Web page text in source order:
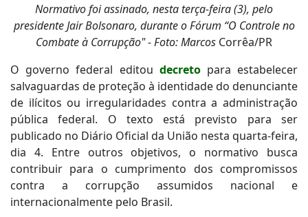
Normativo foi assinado, nesta terça-feira (3), pelo
presidente Jair Bolsonaro, durante o Fórum “O Controle no
Combate à Corrupção" - Foto: Marcos Corrêa/PR
O governo federal editou decretopara estabelecer
salvaguardas de proteção à identidade do denunciante
de ilícitos ou irregularidades contra a administração
pública federal. O texto está previsto para ser
publicado no Diário Oficial da União nesta quarta-feira,
dia 4. Entre outros objetivos, o normativo busca
contribuir para o cumprimento dos compromissos
contra a corrupção assumidos nacional e
internacionalmente pelo Brasil.